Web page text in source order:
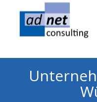
Consulting